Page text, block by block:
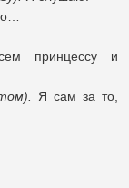
принцессу и
Я сам за то,